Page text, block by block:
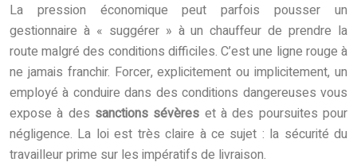
La pression économique peut parfois pousser un
gestionnaire à « suggérer » à un chauffeur de prendre la
route malgré des conditions difficiles. C’est une ligne rouge à
ne jamais franchir. Forcer, explicitement ou implicitement, un
employé à conduire dans des conditions dangereuses vous
expose à des sanctions sévères et à des poursuites pour
négligence. La loi est très claire à ce sujet : la sécurité du
travailleur prime sur les impératifs de livraison.